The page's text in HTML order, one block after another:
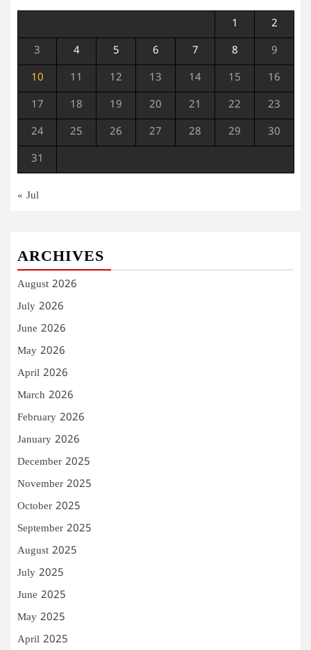
1 2
3 4 5 6 7 8 9
10 11 12 13 14 15 16
17 18 19 20 21 22 23
24 25 26 27 28 29 30
31
« Jul
ARCHIVES
August 2026
July 2026
June 2026
May 2026
April 2026
March 2026
February 2026
January 2026
December 2025
November 2025
October 2025
September 2025
August 2025
July 2025
June 2025
May 2025
April 2025